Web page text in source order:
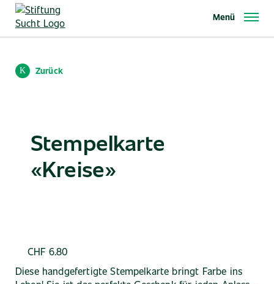
Direkt
zum
Menü
Zurück
Stempelkarte
«Kreise»
CHF 6.80
Diese handgefertigte Stempelkarte bringt Farbe ins